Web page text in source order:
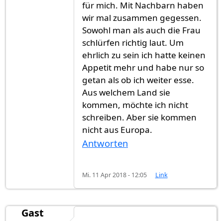
für mich. Mit Nachbarn haben
wir mal zusammen gegessen.
Sowohl man als auch die Frau
schlürfen richtig laut. Um
ehrlich zu sein ich hatte keinen
Appetit mehr und habe nur so
getan als ob ich weiter esse.
Aus welchem Land sie
kommen, möchte ich nicht
schreiben. Aber sie kommen
nicht aus Europa.
Antworten
Mi. 11 Apr 2018 - 12:05 Link
Gast